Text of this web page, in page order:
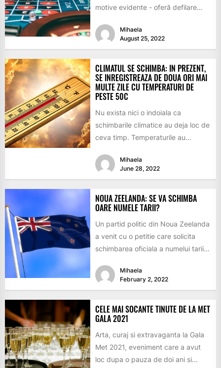
motive evidente - oferă defilare
Mihaela
August 25, 2022
CLIMATUL SE SCHIMBA: IN PREZENT,
SE INREGISTREAZA DE DOUA ORI MAI
MULTE ZILE CU TEMPERATURI DE
PESTE 50C
Nu exista nici o indoiala ca
schimbarile climatice au deja loc de
ceva timp. Temperaturile au
Mihaela
June 28, 2022
NOUA ZEELANDA: SE VA SCHIMBA
OARE NUMELE TARII?
Un partid politic din Noua Zeelanda
a venit cu o petitie care solicita
schimbarea oficiala a numelui tarii
Mihaela
February 2, 2022
CELE MAI SOCANTE TINUTE DE LA MET
GALA 2021
Arta, curaj si extravaganta la Gala
Met 2021, eveniment care a avut
loc dupa o pauza de doi ani si...